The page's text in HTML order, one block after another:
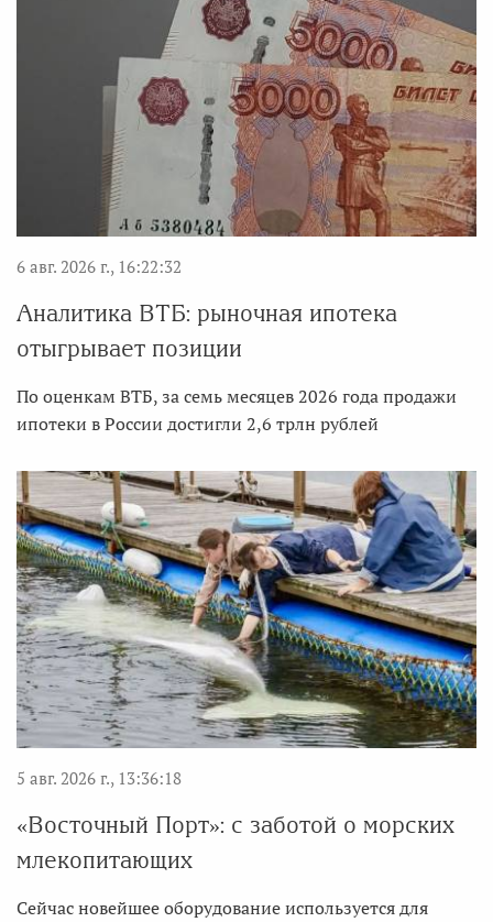
6 авг. 2026 г., 16:22:32
Аналитика ВТБ: рыночная ипотека
отыгрывает позиции
По оценкам ВТБ, за семь месяцев 2026 года продажи
ипотеки в России достигли 2,6 трлн рублей
5 авг. 2026 г., 13:36:18
«Восточный Порт»: с заботой о морских
млекопитающих
Сейчас новейшее оборудование используется для